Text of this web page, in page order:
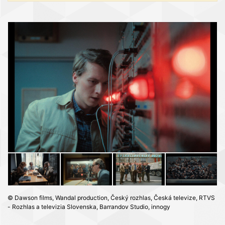
© Dawson films, Wandal production, Český rozhlas, Česká televize, RTVS
- Rozhlas a televizia Slovenska, Barrandov Studio, innogy